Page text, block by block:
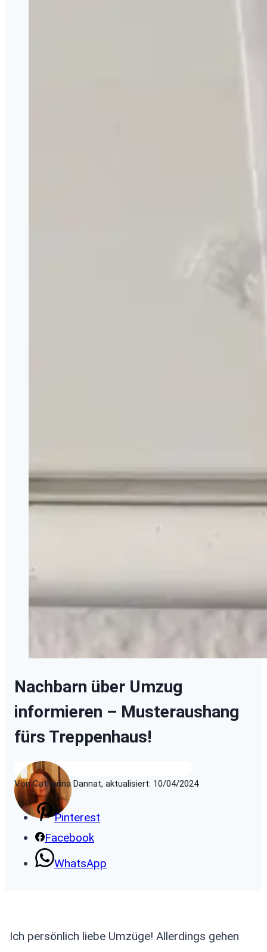
Nachbarn über Umzug
informieren – Musteraushang
fürs Treppenhaus!
Von Catharina Dannat, aktualisiert: 10/04/2024
Pinterest
Facebook
WhatsApp
Ich persönlich liebe Umzüge! Allerdings gehen